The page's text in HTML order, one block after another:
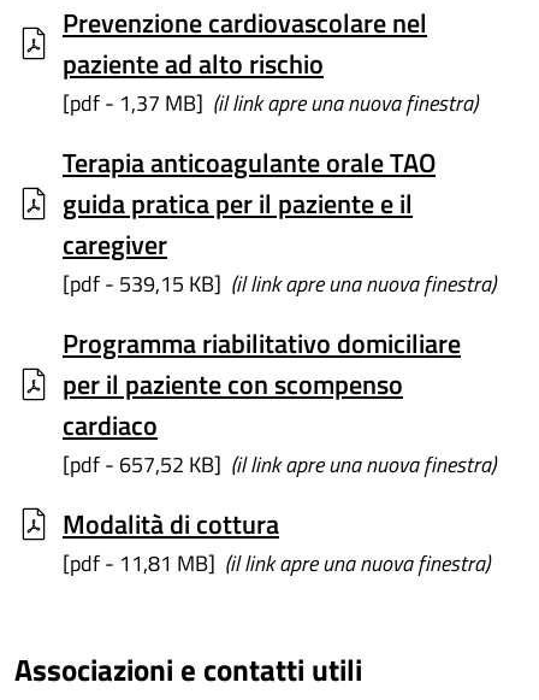
Prevenzione cardiovascolare nel
paziente ad alto rischio
[pdf - 1,37 MB] (il link apre una nuova finestra)
Terapia anticoagulante orale TAO
guida pratica per il paziente e il
caregiver
[pdf - 539,15 KB] (il link apre una nuova finestra)
Programma riabilitativo domiciliare
per il paziente con scompenso
cardiaco
[pdf - 657,52 KB] (il link apre una nuova finestra)
Modalità di cottura
[pdf - 11,81 MB] (il link apre una nuova finestra)
Associazioni e contatti utili